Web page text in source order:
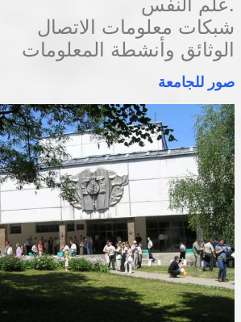
شبكات معلومات الاتصال
الوثائق وأنشطة المعلومات
صور للجامعة